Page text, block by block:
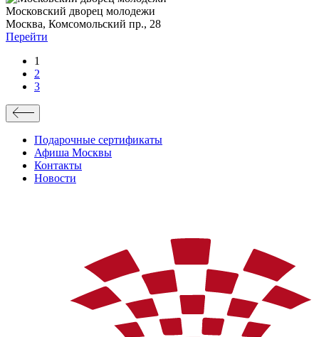
Московский дворец молодежи
Москва, Комсомольский пр., 28
Перейти
1
2
3
Подарочные сертификаты
Афиша Москвы
Контакты
Новости